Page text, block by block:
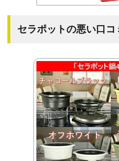
セラポットの悪い口コ